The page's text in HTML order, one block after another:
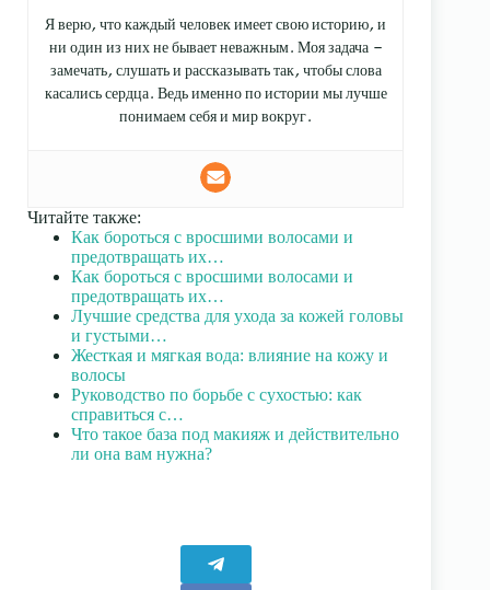
Я верю, что каждый человек имеет свою историю, и
ни один из них не бывает неважным. Моя задача —
замечать, слушать и рассказывать так, чтобы слова
касались сердца. Ведь именно по истории мы лучше
понимаем себя и мир вокруг.
Читайте также:
Как бороться с вросшими волосами и
предотвращать их…
Как бороться с вросшими волосами и
предотвращать их…
Лучшие средства для ухода за кожей головы
и густыми…
Жесткая и мягкая вода: влияние на кожу и
волосы
Руководство по борьбе с сухостью: как
справиться с…
Что такое база под макияж и действительно
ли она вам нужна?